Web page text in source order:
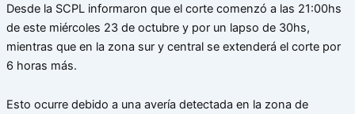
Desde la SCPL informaron que el corte comenzó a las 21:00hs
de este miércoles 23 de octubre y por un lapso de 30hs,
mientras que en la zona sur y central se extenderá el corte por
6 horas más.
Esto ocurre debido a una avería detectada en la zona de